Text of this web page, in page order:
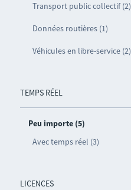
Transport public collectif (2)
Données routières (1)
Véhicules en libre-service (2)
TEMPS RÉEL
Peu importe (5)
Avec temps réel (3)
LICENCES